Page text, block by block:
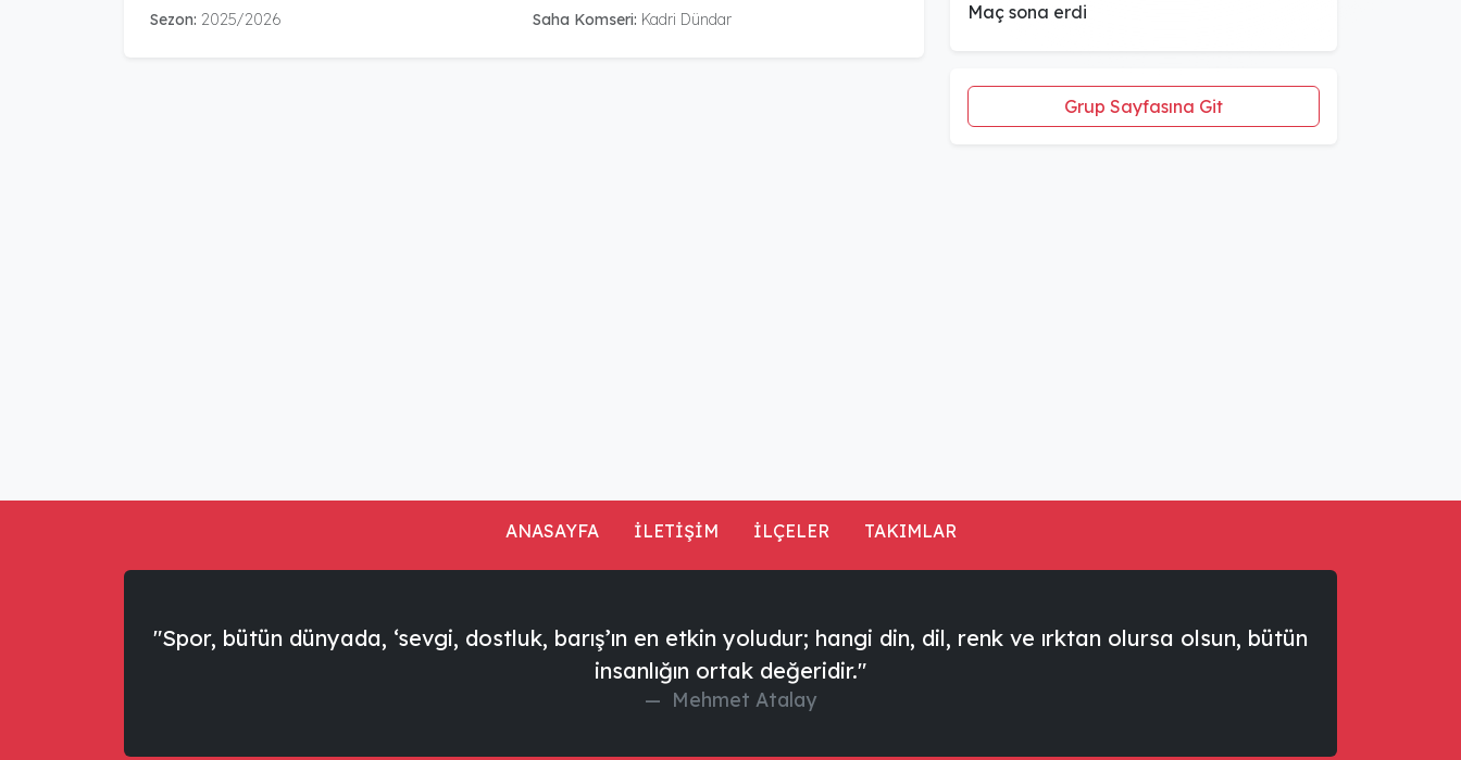
Sezon: 2025/2026 Saha Komseri: Kadri Dündar Maç sona erdi
Grup Sayfasına Git
ANASAYFA İLETİŞİM İLÇELER TAKIMLAR
"Spor, bütün dünyada, ‘sevgi, dostluk, barış’ın en etkin yoludur; hangi din, dil, renk ve ırktan olursa olsun, bütün
insanlığın ortak değeridir."
Mehmet Atalay